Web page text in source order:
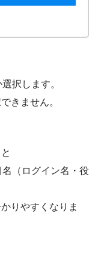
択します。
きません。
（ログイン名・役
りやすくなりま